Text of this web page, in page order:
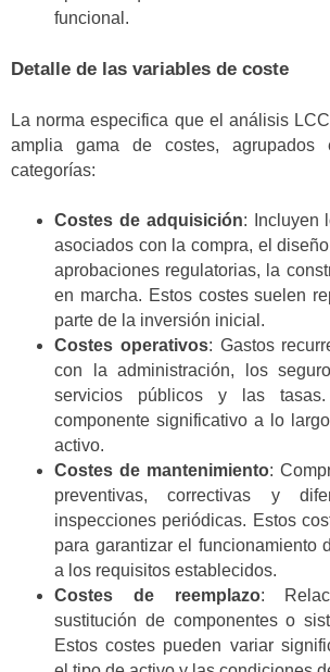
funcional.
Detalle de las variables de coste
La norma especifica que el análisis
amplia gama de costes, agrupados
categorías:
Costes de adquisición: Incluyen
asociados con la compra, el
aprobaciones regulatorias, la
en marcha. Estos costes suelen
parte de la inversión inicial.
Costes operativos: Gastos
con la administración, los
servicios públicos y las tasas.
componente significativo a lo
activo.
Costes de mantenimiento:
preventivas, correctivas y
inspecciones periódicas. Estos
para garantizar el funcionamiento
a los requisitos establecidos.
Costes de reemplazo:
sustitución de componentes o
Estos costes pueden variar